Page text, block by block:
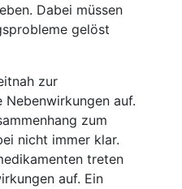
Dabei müssen
gelöst
zur
Nebenwirkungen auf.
zum
nicht immer klar.
treten
auf. Ein